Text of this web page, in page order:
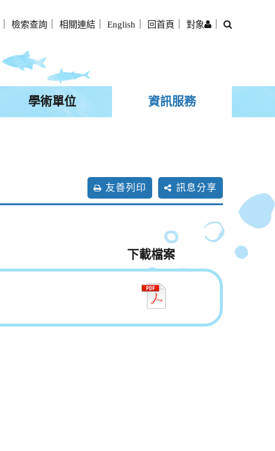
檢索查詢 相關連結 English 回首頁 對象
學術單位 資訊服務
友善列印 訊息分享
下載檔案